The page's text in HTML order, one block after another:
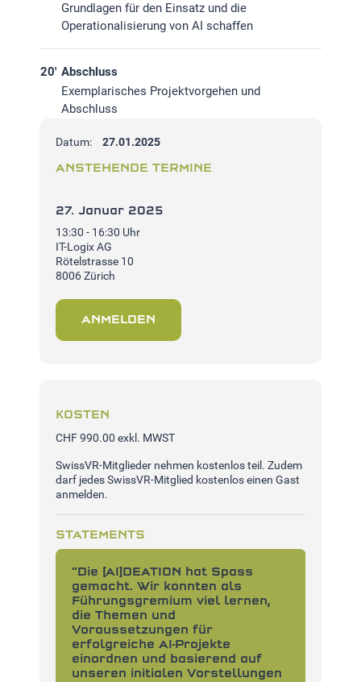
Grundlagen für den Einsatz und die
Operationalisierung von AI schaffen
20' Abschluss
Exemplarisches Projektvorgehen und
Abschluss
Datum: 27.01.2025
ANSTEHENDE TERMINE
27. Januar 2025
13:30 - 16:30 Uhr
IT-Logix AG
Rötelstrasse 10
8006 Zürich
ANMELDEN
KOSTEN
CHF 990.00 exkl. MWST
SwissVR-Mitglieder nehmen kostenlos teil. Zudem
darf jedes SwissVR-Mitglied kostenlos einen Gast
anmelden.
STATEMENTS
"Die [AI]DEATION hat Spass
gemacht. Wir konnten als
Führungsgremium viel lernen,
die Themen und
Voraussetzungen für
erfolgreiche AI-Projekte
einordnen und basierend auf
unseren initialen Vorstellungen